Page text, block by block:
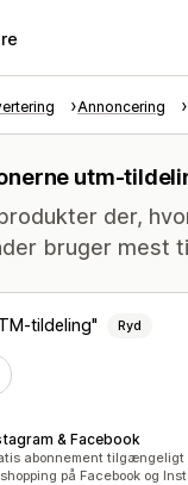
Annoncering
utm-
der,
bruger mest
tildeling Ryd
& Facebook
i altabonnement tilgængeligt
på Facebook og